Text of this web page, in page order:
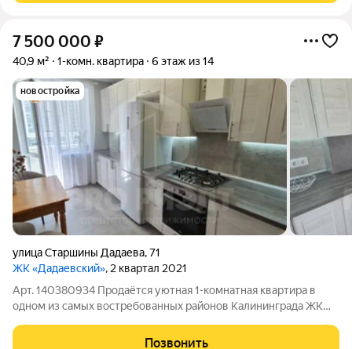
7 500 000 ₽
40,9 м² 1-комн. квартира 6 этаж из 14
новостройка
улица Старшины Дадаева,71
ЖК «Дадаевский», 2 квартал 2021
Арт. 140380934 Продаётся уютная 1-комнатная квартира в
одном из самых востребованных районов Калининграда ЖК
Артиллерийская, ул. Куйбышева, ул. Ю. Гагарина. Квартира
Позвонить